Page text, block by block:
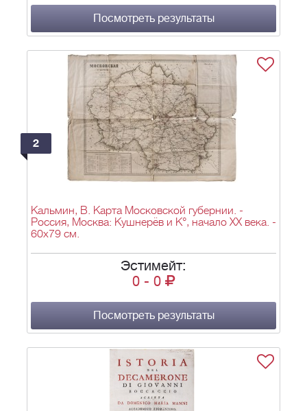
suivant les elements de geographie = Atlas
scholasticus ex xx. mappis generalibus et
specialibus colorum ope emendatius redditis,
herrn M. Johann Jacob Schaber Straßburgischen
Gymnafiarchae. - Нюрнберг: Homännische Officin,
1744. - 20 л. карт.; 52,4х32,4 см.
Посмотреть результаты
2
Кальмин, В. Карта Московской губернии. -
Россия, Москва: Кушнерёв и К°, начало XX века. -
60х79 см.
Эстимейт:
0 - 0
Посмотреть результаты